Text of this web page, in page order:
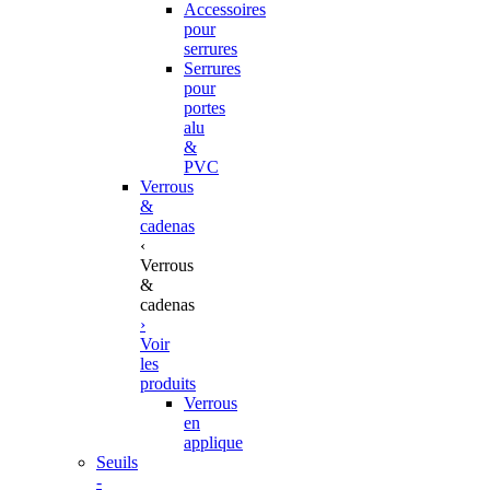
Accessoires
pour
serrures
Serrures
pour
portes
alu
&
PVC
Verrous
&
cadenas
‹
Verrous
&
cadenas
›
Voir
les
produits
Verrous
en
applique
Seuils
-